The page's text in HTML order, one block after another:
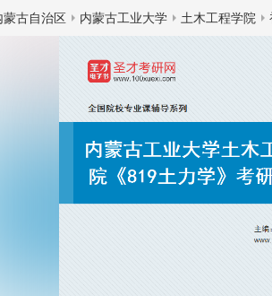
古自治区 内蒙古工业大学 土木工程学院